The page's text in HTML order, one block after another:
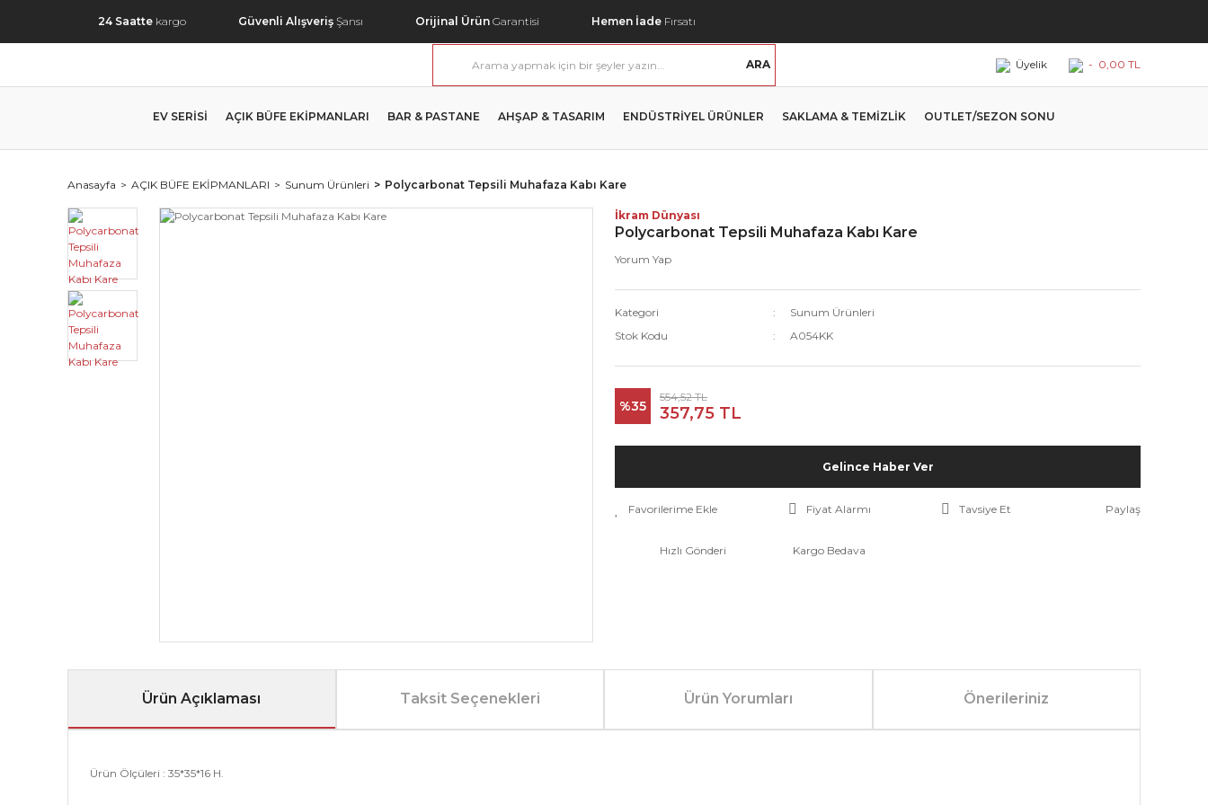
24 Saatte kargo Güvenli Alışveriş Şansı Orijinal Ürün Garantisi Hemen İade Fırsatı
ARA Üyelik - 0,00 TL
EV SERİSİ AÇIK BÜFE EKİPMANLARI BAR & PASTANE AHŞAP & TASARIM ENDÜSTRİYEL ÜRÜNLER SAKLAMA & TEMİZLİK OUTLET/SEZON SONU
Anasayfa AÇIK BÜFE EKİPMANLARI Sunum Ürünleri Polycarbonat Tepsili Muhafaza Kabı Kare
İkram Dünyası
Polycarbonat Tepsili Muhafaza Kabı Kare
Yorum Yap
Kategori
Sunum Ürünleri
Stok Kodu
A054KK
%35
554,52 TL
357,75 TL
Gelince Haber Ver
Fiyat Alarmı Tavsiye Et Paylaş
Hızlı Gönderi Kargo Bedava
Ürün Açıklaması Taksit Seçenekleri Ürün Yorumları Önerileriniz
Ürün Ölçüleri : 35*35*16 H.